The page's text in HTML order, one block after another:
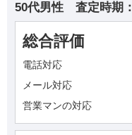
50代男性 査定時期：
総合評価
電話対応
メール対応
営業マンの対応